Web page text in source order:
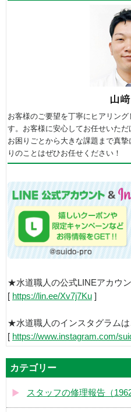
お客様のご要望を丁寧にヒアリン
す。お客様に安心してお任せいた
お困りごとから大きな課題まで真
りのことはぜひお任せください！
★水道職人の公式LINEアカウ
[ https://lin.ee/Xv7j7Ku ]
★水道職人のインスタグラムは
[ https://www.instagram.com/
カテゴリー
スタッフの修理報告（1962